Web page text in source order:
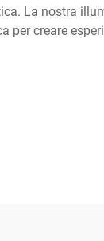
La nostra
creare